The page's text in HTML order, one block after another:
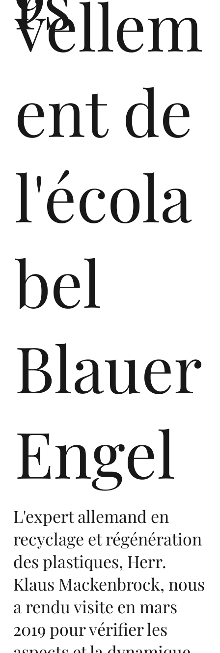
vellem
ent de
l'écola
bel
Blauer
Engel
L'expert allemand en
recyclage et régénération
des plastiques, Herr.
Klaus Mackenbrock, nous
a rendu visite en mars
2019 pour vérifier les
the
ver
y
fir
st
in
Eu